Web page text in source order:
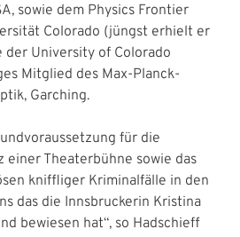
sowie dem Physics Frontier
Colorado (jüngst erhielt er
University of Colorado
Mitglied des Max-Planck-
Garching.
für die
Theaterbühne sowie das
kniffliger Kriminalfälle in den
das die Innsbruckerin Kristina
bewiesen hat“, so Hadschieff